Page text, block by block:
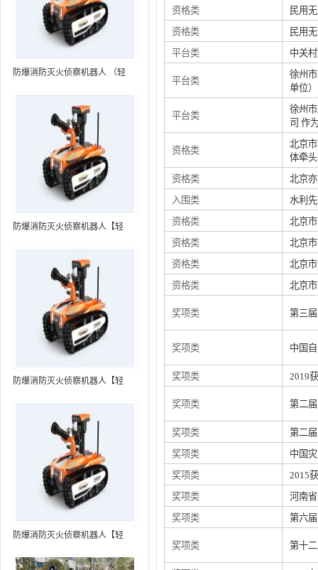
防爆消防灭火侦察机器人 （轻
MC80BD（第6代）
防爆消防灭火侦察机器人【轻
装置+语音控制+跟随功能+5G控
防爆消防灭火侦察机器人【轻
装置+语音控制+跟随功能+5G控
制+水炮跟踪火焰）RXR-
MC80BD（第8代）
防爆消防灭火侦察机器人【轻
资格类
民用
资格类
民用
平台类
中关
平台类
徐州
单位）
平台类
徐州
司 作
资格类
北京
体牵
资格类
北京
入围类
水利
资格类
北京
资格类
北京
资格类
北京
资格类
北京
奖项类 第三
奖项类 中国
奖项类 2019
奖项类 第二
奖项类
第二
奖项类
中国
奖项类
2015
奖项类
河南
奖项类
第六
奖项类 第十